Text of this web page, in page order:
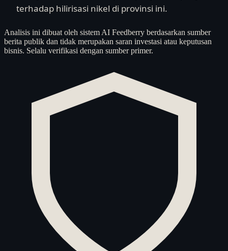
terhadap hilirisasi nikel di provinsi ini.
Analisis ini dibuat oleh sistem AI Feedberry berdasarkan sumber
berita publik dan tidak merupakan saran investasi atau keputusan
bisnis. Selalu verifikasi dengan sumber primer.